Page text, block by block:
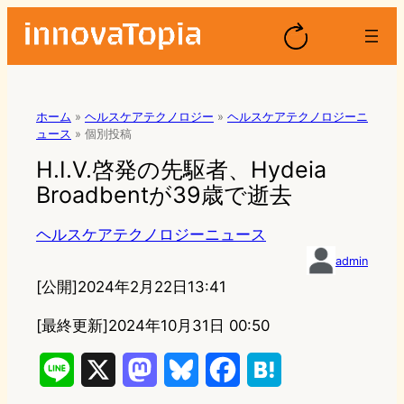
ホーム » ヘルスケアテクノロジー » ヘルスケアテクノロジーニ
ュース » 個別投稿
H.I.V.啓発の先駆者、Hydeia
Broadbentが39歳で逝去
ヘルスケアテクノロジーニュース
admin
[公開]2024年2月22日13:41
[最終更新]2024年10月31日 00:50